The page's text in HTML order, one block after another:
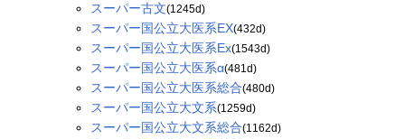
スーパー古文(1245d)
スーパー国公立大医系EX(432d)
スーパー国公立大医系Ex(1543d)
スーパー国公立大医系α(481d)
スーパー国公立大医系総合(480d)
スーパー国公立大文系(1259d)
スーパー国公立大文系総合(1162d)